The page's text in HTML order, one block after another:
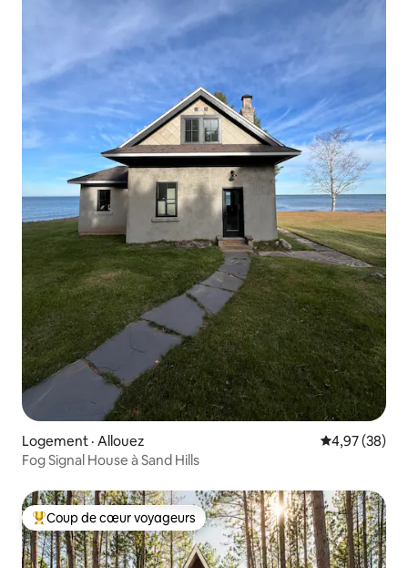
Logement · Allouez Note
4,97 (38)
Fog Signal House à Sand Hills
Coup de cœur voyageurs parmi les plus aimés
Coup de cœur voyageurs